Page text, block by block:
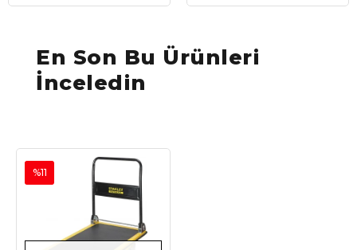
En Son Bu Ürünleri
İnceledin
%11